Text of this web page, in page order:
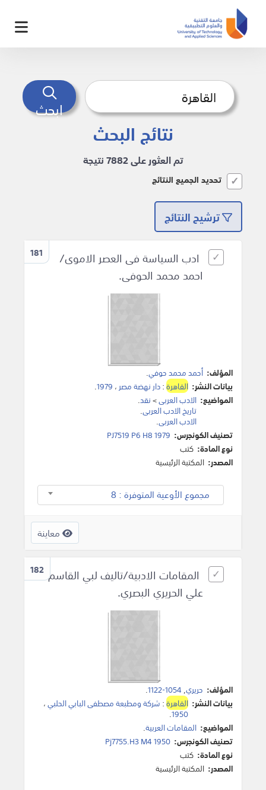
ابحث
نتائج البحث
تم العثور على 7882 نتيجة
تحديد الجميع النتائج
ترشيح النتائج
181
ادب السياسة فى العصر الاموى/
احمد محمد الحوفى.
المؤلف: أحمد محمد حوفي.
بيانات النشر: القاهرة:دار نهضة مصر ، 1979
.
المواضيع: الادب العربى>نقد.
تاريخ الادب العربى.
الادب العربى.
تصنيف الكونجرس: PJ7519 P6 H8 1979
نوع المادة: كتب
المصدر: المكتبة الرئيسية
مجموع الأوعية المتوفرة : 8
معاينة
182 المقامات الادبية/تاليف لبي القاسم
علي الحريري البصري.
المؤلف: حريري,
.
بيانات النشر: القاهرة: شركة ومطبعة مصطفى البابي الحلبي،
1950
.
المواضيع: المقامات العربية.
تصنيف الكونجرس: Pj7755.H3 M4 1950
نوع المادة: كتب
المصدر: المكتبة الرئيسية